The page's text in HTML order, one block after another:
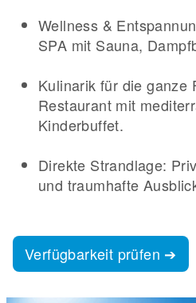
Wellness &
SPA mit Sauna,
Kulinarik für die ganze
Restaurant mit
Kinderbuffet.
Direkte Strandlage:
und traumhafte
Verfügbarkeit prüfen ➔